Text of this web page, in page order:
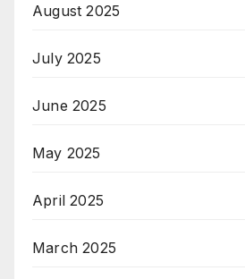
August 2025
July 2025
June 2025
May 2025
April 2025
March 2025